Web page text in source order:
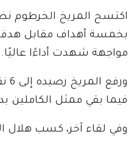
اكتسح المريخ الخرطوم
بخمسة أهداف مقابل
مواجهة شهدت أداءًا عاليًا.
فيما بقي ممثل الكاملين
وفي لقاء آخر، كسب هلال